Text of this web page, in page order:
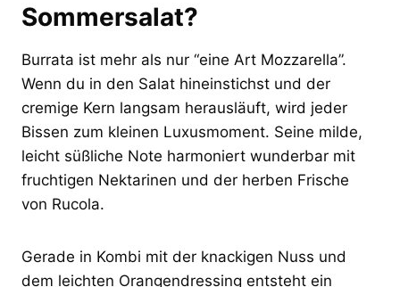
Sommersalat?
Burrata ist mehr als nur “eine Art Mozzarella”.
Wenn du in den Salat hineinstichst und der
cremige Kern langsam herausläuft, wird jeder
Bissen zum kleinen Luxusmoment. Seine milde,
leicht süßliche Note harmoniert wunderbar mit
fruchtigen Nektarinen und der herben Frische
von Rucola.
Gerade in Kombi mit der knackigen Nuss und
dem leichten Orangendressing entsteht ein